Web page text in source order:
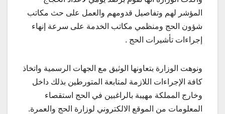
المؤشر لهم وتفاصيل قدومهم والعمل على حث مكاتب
شؤون الحج ومنظمي مكاتب الخدمة على سرعة إنهاء
إجراءات تأشيرات الحج .
ونوهت الوزارة بتعاونها الوثيق مع الجهات الرسمية واتخاذ
كافة الإجراءات اللازمة لمتابعة المتورطين بذلك داخل
وخارج المملكة مهيبة بالراغبين في الحج استقصاء
المعلومات من الموقع الالكتروني لوزارة الحج والعمرة.